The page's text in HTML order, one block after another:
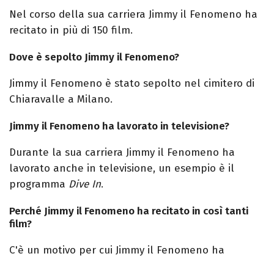
Nel corso della sua carriera Jimmy il Fenomeno ha
recitato in più di 150 film.
Dove è sepolto Jimmy il Fenomeno?
Jimmy il Fenomeno è stato sepolto nel cimitero di
Chiaravalle a Milano.
Jimmy il Fenomeno ha lavorato in televisione?
Durante la sua carriera Jimmy il Fenomeno ha
lavorato anche in televisione, un esempio è il
programma Dive In.
Perché Jimmy il Fenomeno ha recitato in così tanti
film?
C'è un motivo per cui Jimmy il Fenomeno ha